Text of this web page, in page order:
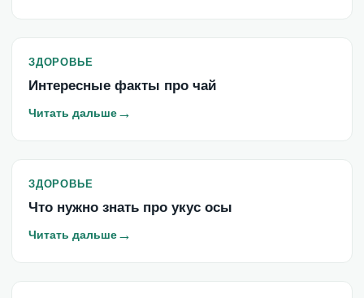
ЗДОРОВЬЕ
Интересные факты про чай
Читать дальше→
ЗДОРОВЬЕ
Что нужно знать про укус осы
Читать дальше→